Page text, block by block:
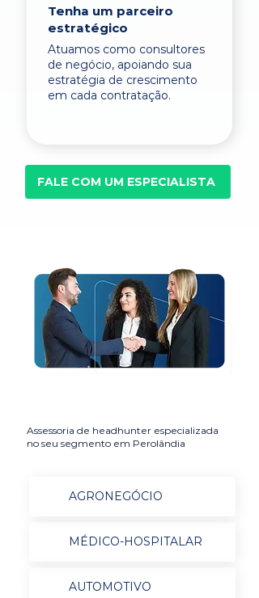
Tenha um parceiro
estratégico
Atuamos como consultores
de negócio, apoiando sua
estratégia de crescimento
em cada contratação.
FALE COM UM ESPECIALISTA
Assessoria de headhunter especializada
no seu segmento em Perolândia
AGRONEGÓCIO
MÉDICO-HOSPITALAR
AUTOMOTIVO